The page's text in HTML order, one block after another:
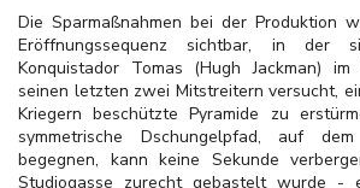
Die Sparmaßnahmen bei der Produktion
Eröffnungssequenz sichtbar, in der
Konquistador Tomas (Hugh Jackman)
seinen letzten zwei Mitstreitern versucht,
Kriegern beschützte Pyramide zu
symmetrische Dschungelpfad, auf
begegnen, kann keine Sekunde
Studiogasse zurecht gebastelt wurde -